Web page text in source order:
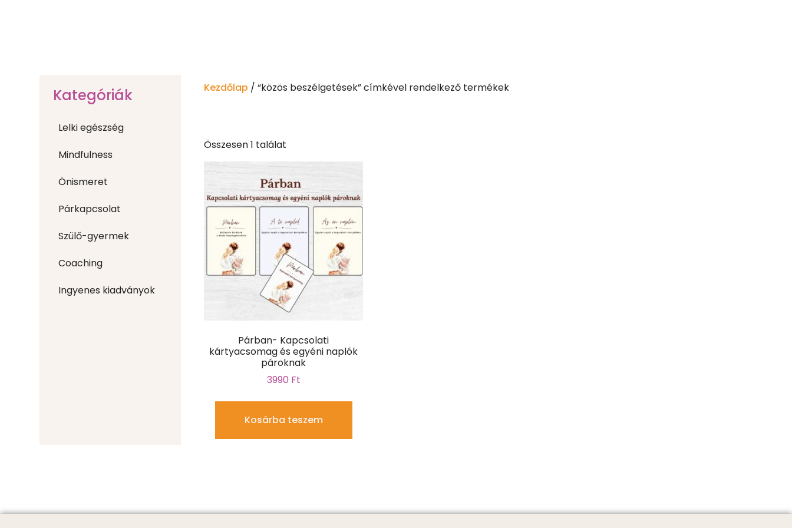
Kategóriák
Lelki egészség
Mindfulness
Önismeret
Párkapcsolat
Szülő-gyermek
Coaching
Ingyenes kiadványok
Kezdőlap / “közös beszélgetések” címkével rendelkező termékek
Összesen 1 találat
Párban- Kapcsolati
kártyacsomag és egyéni naplók
pároknak
3990 Ft
Kosárba teszem